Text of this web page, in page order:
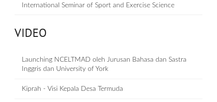
International Seminar of Sport and Exercise Science
VIDEO
Launching NCELTMAD oleh Jurusan Bahasa dan Sastra
Inggris dan University of York
Kiprah - Visi Kepala Desa Termuda